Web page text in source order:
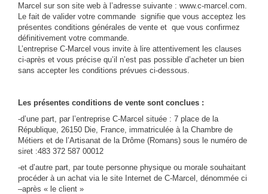
Marcel sur son site web à l’adresse suivante : www.c-marcel.com.
Le fait de valider votre commande signifie que vous acceptez les
présentes conditions générales de vente et que vous confirmez
définitivement votre commande.
L’entreprise C-Marcel vous invite à lire attentivement les clauses
ci-après et vous précise qu’il n’est pas possible d’acheter un bien
sans accepter les conditions prévues ci-dessous.
Les présentes conditions de vente sont conclues :
-d’une part, par l’entreprise C-Marcel située : 7 place de la
République, 26150 Die, France, immatriculée à la Chambre de
Métiers et de l’Artisanat de la Drôme (Romans) sous le numéro de
siret :483 372 587 00012
-et d’autre part, par toute personne physique ou morale souhaitant
procéder à un achat via le site Internet de C-Marcel, dénommée ci
–après « le client »